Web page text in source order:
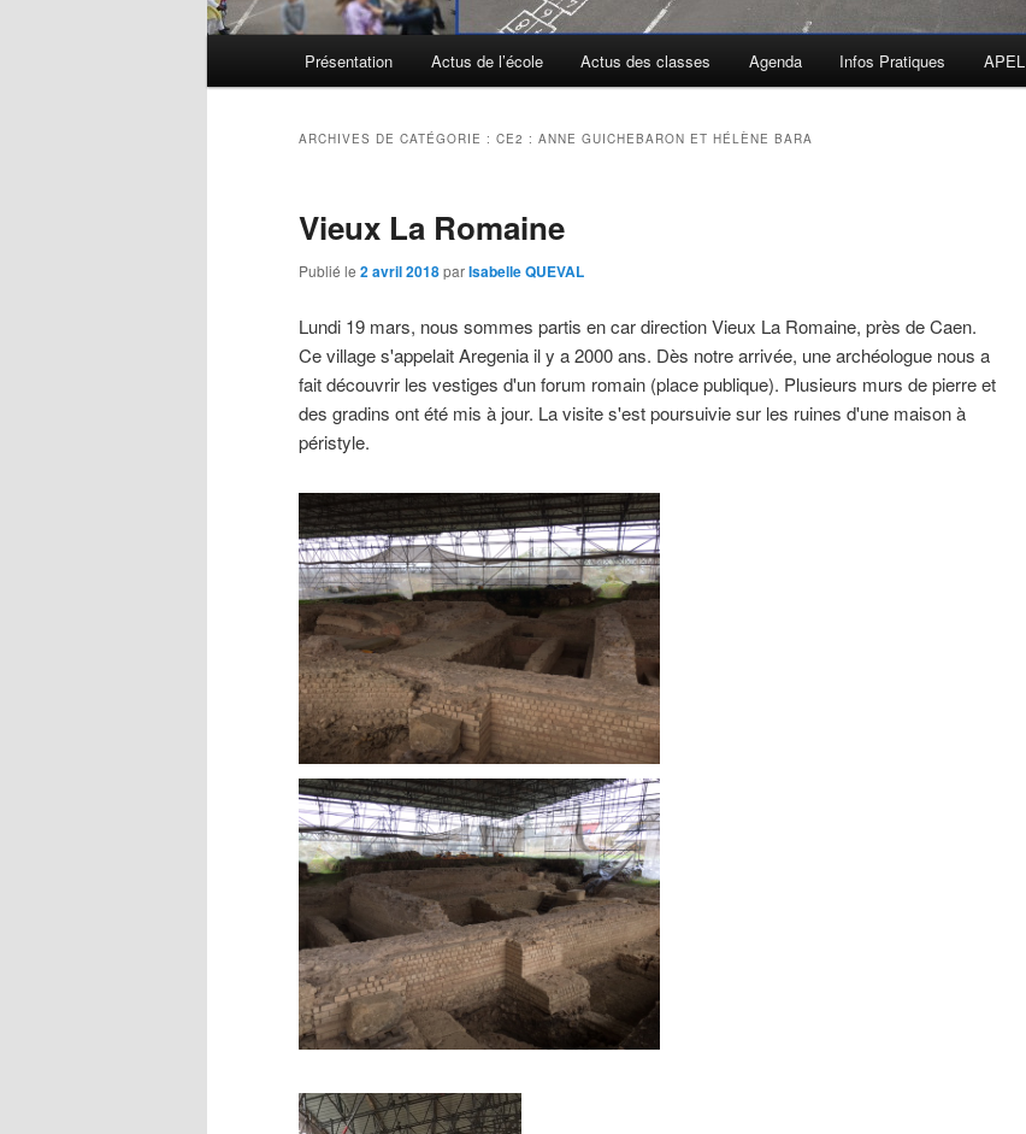
Aller au contenu principal
Aller au contenu secondaire
Présentation Actus de l’école Actus des classes Agenda Infos Pratiques APEL
ARCHIVES DE CATÉGORIE : CE2 : ANNE GUICHEBARON ET HÉLÈNE BARA
Vieux La Romaine
Publié le 2 avril 2018parIsabelle QUEVAL
Lundi 19 mars, nous sommes partis en car direction Vieux La Romaine, près de Caen.
Ce village s'appelait Aregenia il y a 2000 ans. Dès notre arrivée, une archéologue nous a
fait découvrir les vestiges d'un forum romain (place publique). Plusieurs murs de pierre et
des gradins ont été mis à jour. La visite s'est poursuivie sur les ruines d'une maison à
péristyle.